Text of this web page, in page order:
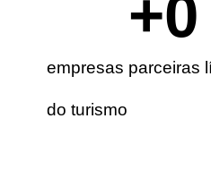
empresas parceiras
do turismo
+0